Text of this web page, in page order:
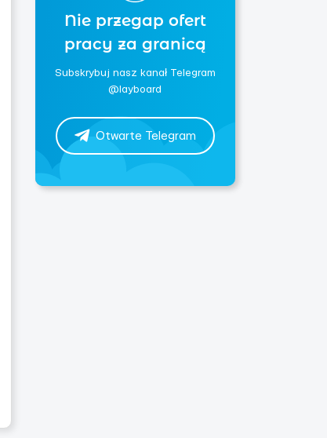
Nie przegap ofert
pracy za granicą
Subskrybuj nasz kanał Telegram
@layboard
Otwarte Telegram